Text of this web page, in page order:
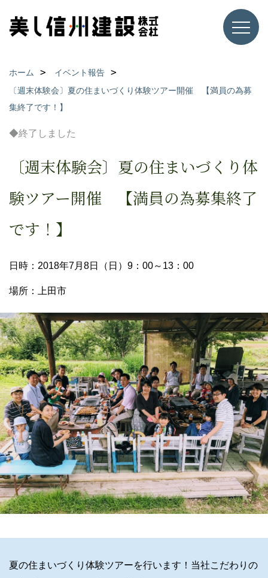
ホーム
イベント報告
〔週末体験会〕夏の住まいづくり体験ツアー開催 【満員の為募
集終了です！】
◆終了しました
〔週末体験会〕夏の住まいづくり体
験ツアー開催 【満員の為募集終了
です！】
日時：2018年7月8日（日）9：00～13：00
場所：上田市
夏の住まいづくり体験ツアーを行います！当社こだわりの